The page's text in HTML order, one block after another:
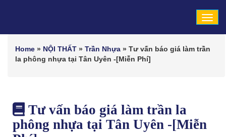
Home » NỘI THẤT » Trần Nhựa » Tư vấn báo giá làm trần
la phông nhựa tại Tân Uyên -[Miễn Phí]
Tư vấn báo giá làm trần la
phông nhựa tại Tân Uyên -[Miễn